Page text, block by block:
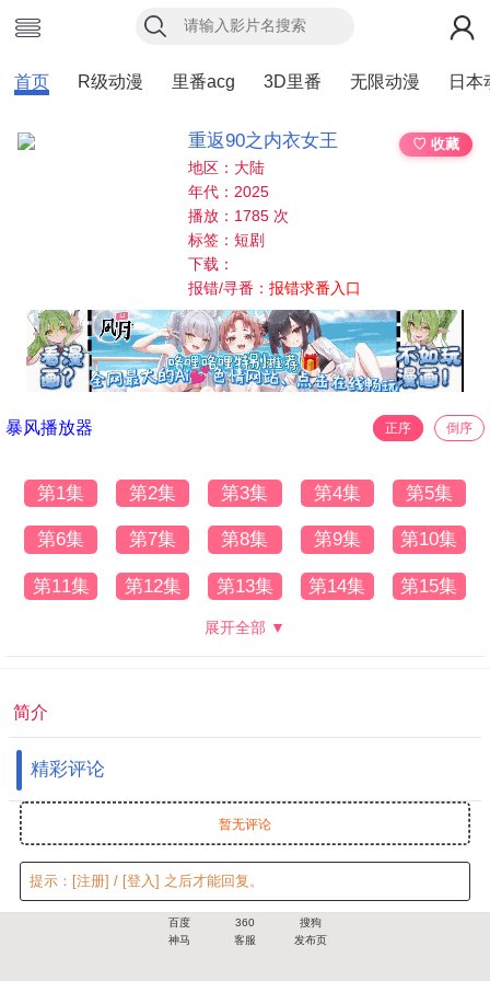
首页 R级动漫 里番acg 3D里番 无限动漫 日本
重返90之内衣女王
♡ 收藏
地区：大陆
年代：2025
播放：1785 次
标签：短剧
下载：
报错/寻番：报错求番入口
暴风播放器 正序 倒序
第1集 第2集 第3集 第4集 第5集
第6集 第7集 第8集 第9集 第10集
第11集 第12集 第13集 第14集 第15集
展开全部 ▼
简介
精彩评论
暂无评论
提示： [注册] / [登入] 之后才能回复。
百度 360
搜狗
神马
客服 发布页